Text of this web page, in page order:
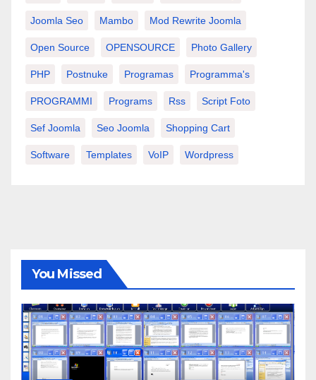
Joomla Seo Mambo Mod Rewrite Joomla
Open Source OPENSOURCE Photo Gallery
PHP Postnuke Programas Programma's
PROGRAMMI Programs Rss Script Foto
Sef Joomla Seo Joomla Shopping Cart
Software Templates VoIP Wordpress
You Missed